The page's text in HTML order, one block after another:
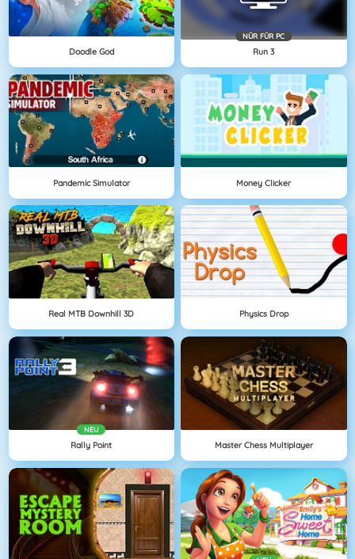
Doodle God
NÜR FÜR PC
Run 3
Pandemic Simulator Money Clicker
Real MTB Downhill 3D Physics Drop
NEU
Rally Point Master Chess Multiplayer